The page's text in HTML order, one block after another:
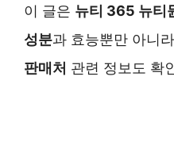
이 글은 뉴티 365 뉴티
성분과 효능뿐만 아니라
판매처 관련 정보도 확